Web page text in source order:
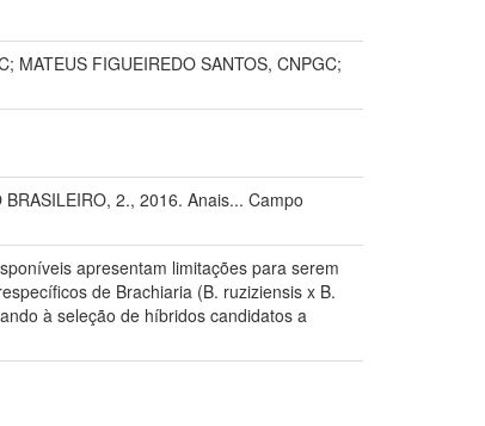
MATEUS FIGUEIREDO SANTOS, CNPGC;
BRASILEIRO, 2., 2016. Anais... Campo
apresentam limitações para serem
de Brachiaria (B. ruziziensis x B.
à seleção de híbridos candidatos a